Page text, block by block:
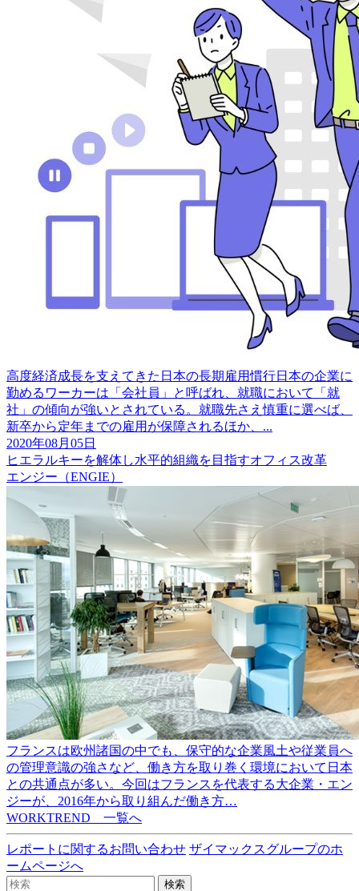
高度経済成長を支えてきた日本の長期雇用慣行日本の企業に
勤めるワーカーは「会社員」と呼ばれ、就職において「就
社」の傾向が強いとされている。就職先さえ慎重に選べば、
新卒から定年までの雇用が保障されるほか、...
2020年08月05日
ヒエラルキーを解体し水平的組織を目指すオフィス改革
エンジー（ENGIE）
フランスは欧州諸国の中でも、保守的な企業風土や従業員へ
の管理意識の強さなど、働き方を取り巻く環境において日本
との共通点が多い。今回はフランスを代表する大企業・エン
ジーが、2016年から取り組んだ働き方…
WORKTREND 一覧へ
レポートに関するお問い合わせ ザイマックスグループのホ
ームページへ
検索